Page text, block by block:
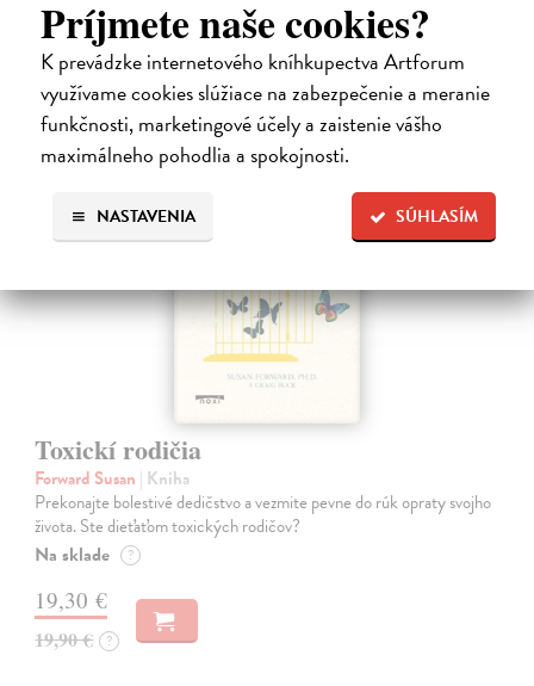
Príjmete naše cookies?
K prevádzke internetového kníhkupectva Artforum
využívame cookies slúžiace na zabezpečenie a meranie
funkčnosti, marketingové účely a zaistenie vášho
maximálneho pohodlia a spokojnosti.
SÚHLASÍM
NASTAVENIA
10,00 €
Toxickí rodičia
Forward Susan | Kniha
Prekonajte bolestivé dedičstvo a vezmite pevne do rúk opraty svojho
života. Ste dieťaťom toxických rodičov?
Na sklade ?
19,30 €
19,90 € ?